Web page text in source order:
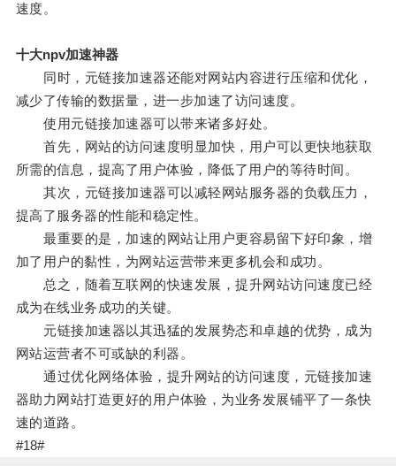
速度。
十大npv加速神器
同时，元链接加速器还能对网站内容进行压缩和优化，
减少了传输的数据量，进一步加速了访问速度。
使用元链接加速器可以带来诸多好处。
首先，网站的访问速度明显加快，用户可以更快地获取
所需的信息，提高了用户体验，降低了用户的等待时间。
其次，元链接加速器可以减轻网站服务器的负载压力，
提高了服务器的性能和稳定性。
最重要的是，加速的网站让用户更容易留下好印象，增
加了用户的黏性，为网站运营带来更多机会和成功。
总之，随着互联网的快速发展，提升网站访问速度已经
成为在线业务成功的关键。
元链接加速器以其迅猛的发展势态和卓越的优势，成为
网站运营者不可或缺的利器。
通过优化网络体验，提升网站的访问速度，元链接加速
器助力网站打造更好的用户体验，为业务发展铺平了一条快
速的道路。
#18#